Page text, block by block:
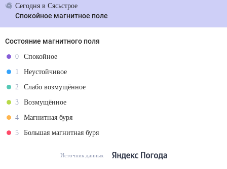
Сегодняв Сясьстрое
Спокойное магнитное поле
Состояние магнитного поля
0
Спокойное
1
Неустойчивое
2
Слабо возмущённое
3
Возмущённое
4
Магнитная буря
5
Большая магнитная буря
Источник данных